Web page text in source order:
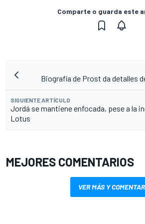
Comparte o guarda este
Biografía de Prost da detalles
SIGUIENTE ARTÍCULO
Jordá se mantiene enfocada, pese a la
Lotus
MEJORES COMENTARIOS
VER MÁS Y COMENTAR